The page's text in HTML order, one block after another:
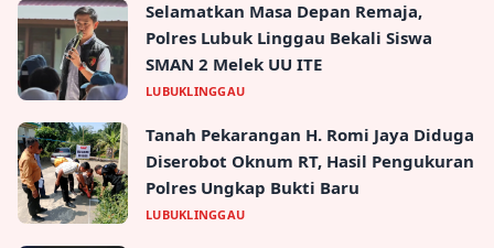
Selengkapnya →
Cari Artikel
Latest Post
Menuju Lubuklinggau Sadar HAM: